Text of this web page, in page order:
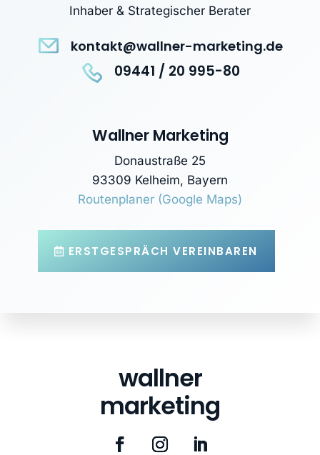
Inhaber & Strategischer Berater
kontakt@wallner-marketing.de
09441 / 20 995-80
Wallner Marketing
Donaustraße 25
93309 Kelheim, Bayern
Routenplaner (Google Maps)
ERSTGESPRÄCH VEREINBAREN
wallner
marketing